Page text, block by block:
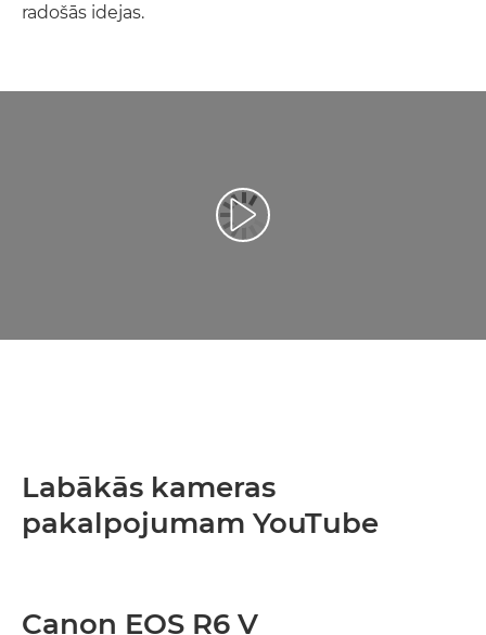
radošās idejas.
Atskaņot videoklipu
Labākās kameras
pakalpojumam YouTube
Canon EOS R6 V